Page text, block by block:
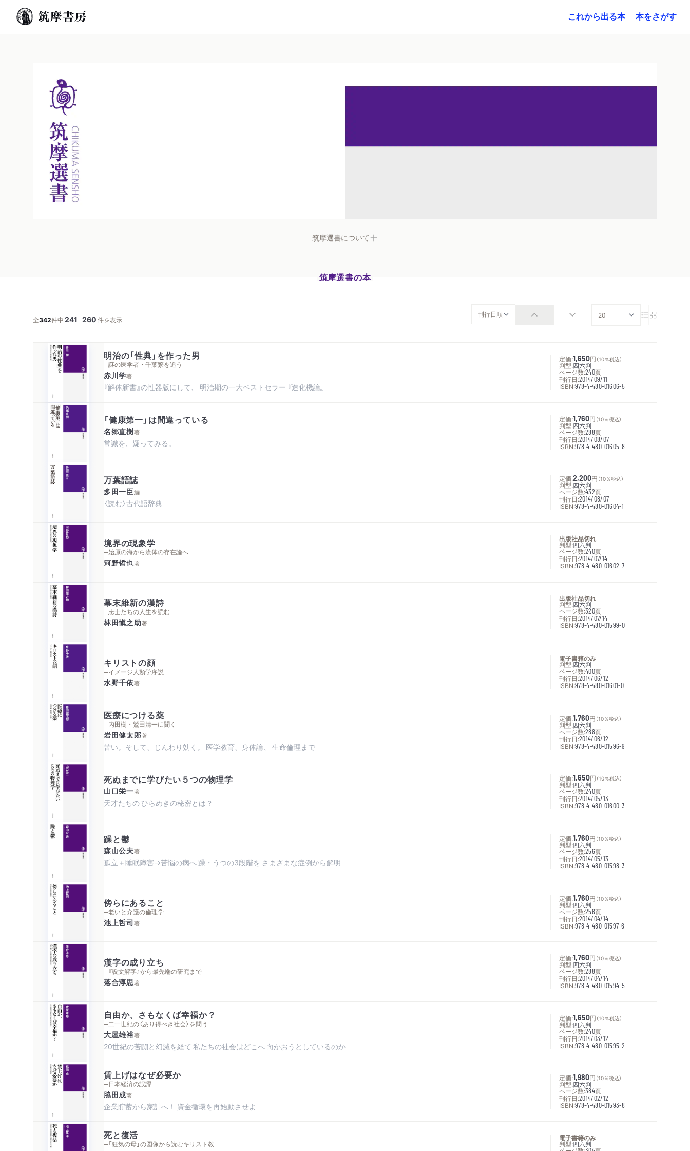
これから出る本 本をさがす
筑摩選書について
筑摩選書の本
全342件中241─260件を表示
明治の「性典」を作った男
─謎の医学者・千葉繁を追う
赤川学著
『解体新書』の性器版にして、 明治期の一大ベストセラー 『造化機論』
定価:1,650円 （10％税込）
判型:四六判
ページ数:240頁
刊行日:2014/09/11
ISBN:978-4-480-01606-5
「健康第一」は間違っている
名郷直樹著
常識を、疑ってみる。
定価:1,760円 （10％税込）
判型:四六判
ページ数:288頁
刊行日:2014/08/07
ISBN:978-4-480-01605-8
万葉語誌
多田一臣編
〈読む〉古代語辞典
定価:2,200円 （10％税込）
判型:四六判
ページ数:432頁
刊行日:2014/08/07
ISBN:978-4-480-01604-1
境界の現象学
─始原の海から流体の存在論へ
河野哲也著
出版社品切れ
判型:四六判
ページ数:240頁
刊行日:2014/07/14
ISBN:978-4-480-01602-7
幕末維新の漢詩
─志士たちの人生を読む
林田愼之助著
出版社品切れ
判型:四六判
ページ数:320頁
刊行日:2014/07/14
ISBN:978-4-480-01599-0
キリストの顔
─イメージ人類学序説
水野千依著
電子書籍のみ
判型:四六判
ページ数:400頁
刊行日:2014/06/12
ISBN:978-4-480-01601-0
医療につける薬
─内田樹・鷲田清一に聞く
岩田健太郎著
苦い。そして、じんわり効く。 医学教育、身体論、 生命倫理まで
定価:1,760円 （10％税込）
判型:四六判
ページ数:288頁
刊行日:2014/06/12
ISBN:978-4-480-01596-9
死ぬまでに学びたい５つの物理学
山口栄一著
天才たちの ひらめきの秘密とは？
定価:1,650円 （10％税込）
判型:四六判
ページ数:240頁
刊行日:2014/05/13
ISBN:978-4-480-01600-3
躁と鬱
森山公夫著
孤立＋睡眠障害→苦悩の病へ 躁・うつの3段階を さまざまな症例から解明
定価:1,760円 （10％税込）
判型:四六判
ページ数:256頁
刊行日:2014/05/13
ISBN:978-4-480-01598-3
傍らにあること
─老いと介護の倫理学
池上哲司著
定価:1,760円 （10％税込）
判型:四六判
ページ数:256頁
刊行日:2014/04/14
ISBN:978-4-480-01597-6
漢字の成り立ち
─『説文解字』から最先端の研究まで
落合淳思著
定価:1,760円 （10％税込）
判型:四六判
ページ数:288頁
刊行日:2014/04/14
ISBN:978-4-480-01594-5
自由か、さもなくば幸福か？
─二一世紀の〈あり得べき社会〉を問う
大屋雄裕著
20世紀の苦闘と幻滅を経て 私たちの社会はどこへ 向かおうとしているのか
定価:1,650円 （10％税込）
判型:四六判
ページ数:240頁
刊行日:2014/03/12
ISBN:978-4-480-01595-2
賃上げはなぜ必要か
─日本経済の誤謬
脇田成著
企業貯蓄から家計へ！ 資金循環を再始動させよ
定価:1,980円 （10％税込）
判型:四六判
ページ数:384頁
刊行日:2014/02/12
ISBN:978-4-480-01593-8
死と復活
─「狂気の母」の図像から読むキリスト教
電子書籍のみ
判型:四六判